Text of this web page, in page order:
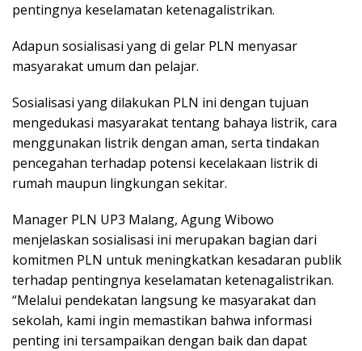
pentingnya keselamatan ketenagalistrikan.
Adapun sosialisasi yang di gelar PLN menyasar
masyarakat umum dan pelajar.
Sosialisasi yang dilakukan PLN ini dengan tujuan
mengedukasi masyarakat tentang bahaya listrik, cara
menggunakan listrik dengan aman, serta tindakan
pencegahan terhadap potensi kecelakaan listrik di
rumah maupun lingkungan sekitar.
Manager PLN UP3 Malang, Agung Wibowo
menjelaskan sosialisasi ini merupakan bagian dari
komitmen PLN untuk meningkatkan kesadaran publik
terhadap pentingnya keselamatan ketenagalistrikan.
“Melalui pendekatan langsung ke masyarakat dan
sekolah, kami ingin memastikan bahwa informasi
penting ini tersampaikan dengan baik dan dapat